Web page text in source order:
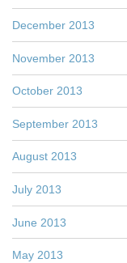
December 2013
November 2013
October 2013
September 2013
August 2013
July 2013
June 2013
May 2013